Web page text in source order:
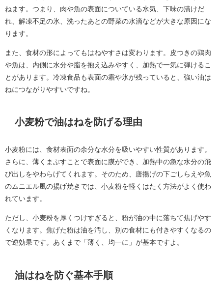
ねます。つまり、肉や魚の表面についている水気、下味の漬けだ
れ、解凍不足の氷、洗ったあとの野菜の水滴などが大きな原因にな
ります。
また、食材の形によってもはねやすさは変わります。皮つきの鶏肉
や魚は、内側に水分や脂を抱え込みやすく、加熱で一気に弾けるこ
とがあります。冷凍食品も表面の霜や氷が残っていると、強い油は
ねにつながりやすいですね。
小麦粉で油はねを防げる理由
小麦粉には、食材表面の余分な水分を吸いやすい性質があります。
さらに、薄くまぶすことで表面に膜ができ、加熱中の急な水分の飛
び出しをやわらげてくれます。そのため、唐揚げの下ごしらえや魚
のムニエル風の揚げ焼きでは、小麦粉を軽くはたく方法がよく使わ
れています。
ただし、小麦粉を厚くつけすぎると、粉が油の中に落ちて焦げやす
くなります。焦げた粉は油を汚し、別の食材にも付きやすくなるの
で逆効果です。あくまで「薄く、均一に」が基本ですよ。
油はねを防ぐ基本手順